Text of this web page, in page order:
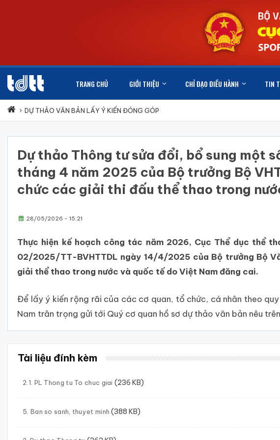
TRANG CHỦ GIỚI THIỆU CHỈ ĐẠO ĐIỀU HÀNH TIN
DỰ THẢO VĂN BẢN LẤY Ý KIẾN ĐÓNG GÓP
Dự thảo Thông tư sửa đổi, bổ sung một
tháng 4 năm 2025 của Bộ trưởng Bộ
chức các giải thi đấu thể thao trong
28/05/2026 - 15:21
Thực hiện kế hoạch công tác năm 2026, Cục Thể dục thể
02/2025/TT-BVHTTDL ngày 14/4/2025 của Bộ trưởng Bộ
giải thể thao trong nước và quốc tế do Việt Nam đăng cai.
Để lấy ý kiến rộng rãi của các cơ quan, tổ chức, cá nhân theo
Nam trân trọng gửi tới Quý cơ quan hồ sơ dự thảo văn bản nêu
Tài liệu đính kèm
2.1. PL Thong tu To chuc giai (236 KB)
5. Ban so sanh, thuyet minh (388 KB)